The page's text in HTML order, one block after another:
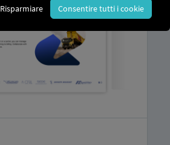
Risparmiare Consentire tutti i cookie